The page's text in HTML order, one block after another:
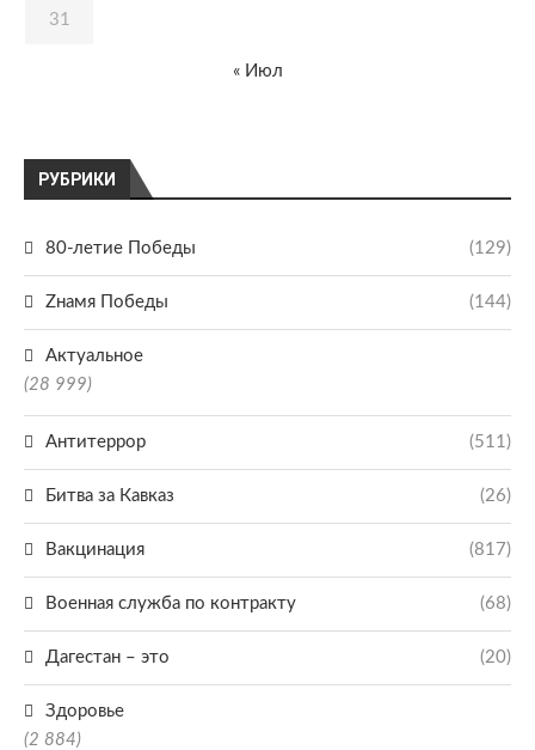
РУБРИКИ
80-летие Победы (129)
Zнамя Победы (144)
Актуальное
(28 999)
Антитеррор (511)
Битва за Кавказ (26)
Вакцинация (817)
Военная служба по контракту (68)
Дагестан – это (20)
Здоровье
(2 884)
31
« Июл